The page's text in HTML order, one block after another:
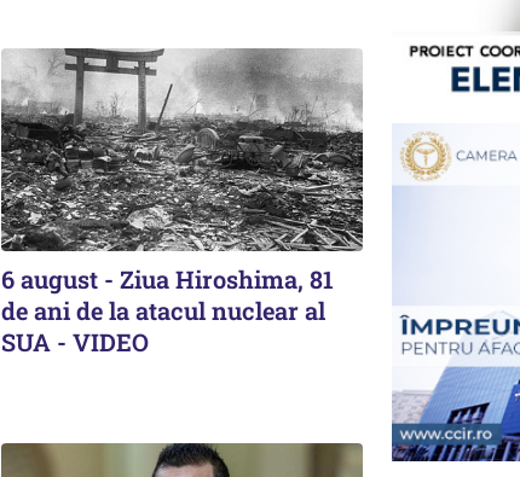
6 august - Ziua Hiroshima, 81
de ani de la atacul nuclear al
SUA - VIDEO